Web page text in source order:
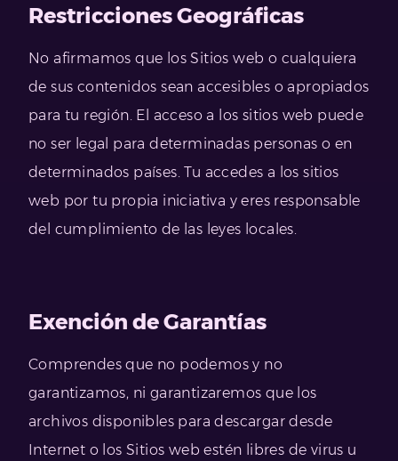
Restricciones Geográficas
No afirmamos que los Sitios web o cualquiera
de sus contenidos sean accesibles o apropiados
para tu región. El acceso a los sitios web puede
no ser legal para determinadas personas o en
determinados países. Tu accedes a los sitios
web por tu propia iniciativa y eres responsable
del cumplimiento de las leyes locales.
Exención de Garantías
Comprendes que no podemos y no
garantizamos, ni garantizaremos que los
archivos disponibles para descargar desde
Internet o los Sitios web estén libres de virus u